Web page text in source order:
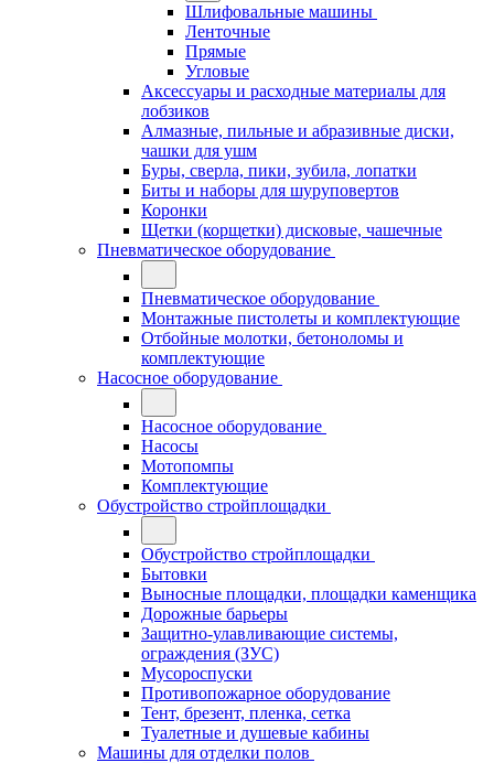
Шлифовальные машины
Ленточные
Прямые
Угловые
Аксессуары и расходные материалы для
лобзиков
Алмазные, пильные и абразивные диски,
чашки для ушм
Буры, сверла, пики, зубила, лопатки
Биты и наборы для шуруповертов
Коронки
Щетки (корщетки) дисковые, чашечные
Пневматическое оборудование
Пневматическое оборудование
Монтажные пистолеты и комплектующие
Отбойные молотки, бетоноломы и
комплектующие
Насосное оборудование
Насосное оборудование
Насосы
Мотопомпы
Комплектующие
Обустройство стройплощадки
Обустройство стройплощадки
Бытовки
Выносные площадки, площадки каменщика
Дорожные барьеры
Защитно-улавливающие системы,
ограждения (ЗУС)
Мусороспуски
Противопожарное оборудование
Тент, брезент, пленка, сетка
Туалетные и душевые кабины
Машины для отделки полов